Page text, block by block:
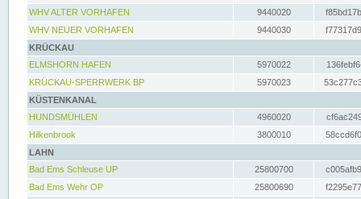
WHV ALTER VORHAFEN
9440020
WHV NEUER VORHAFEN
9440030
KRÜCKAU
ELMSHORN HAFEN
5970022
KRÜCKAU-SPERRWERK BP
5970023
KÜSTENKANAL
HUNDSMÜHLEN
4960020
Hilkenbrook
3800010
LAHN
Bad Ems Schleuse UP
25800700
Bad Ems Wehr OP
25800690